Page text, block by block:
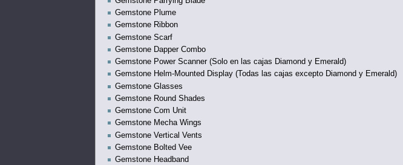
Gemstone Plume
Gemstone Ribbon
Gemstone Scarf
Gemstone Dapper Combo
Gemstone Power Scanner (Solo en las cajas Diamond y Emerald)
Gemstone Helm-Mounted Display (Todas las cajas excepto Diamond y Emerald)
Gemstone Glasses
Gemstone Round Shades
Gemstone Com Unit
Gemstone Mecha Wings
Gemstone Vertical Vents
Gemstone Bolted Vee
Gemstone Headband